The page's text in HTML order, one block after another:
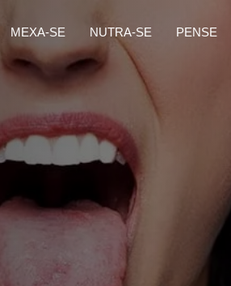
MEXA-SE NUTRA-SE PENSE